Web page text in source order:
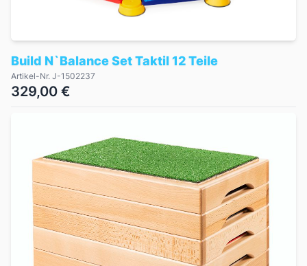
Build N`Balance Set Taktil 12 Teile
Artikel-Nr. J-1502237
329,00 €